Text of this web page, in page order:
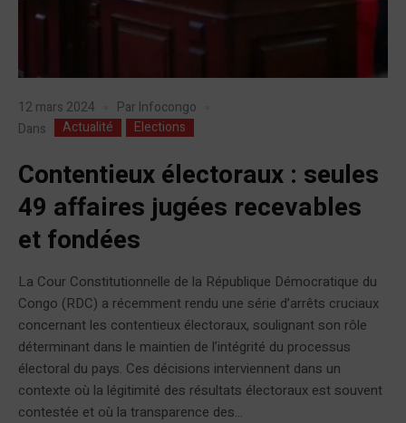
12 mars 2024 Par Infocongo
Dans
Actualité Elections
Contentieux électoraux : seules
49 affaires jugées recevables
et fondées
La Cour Constitutionnelle de la République Démocratique du
Congo (RDC) a récemment rendu une série d’arrêts cruciaux
concernant les contentieux électoraux, soulignant son rôle
déterminant dans le maintien de l’intégrité du processus
électoral du pays. Ces décisions interviennent dans un
contexte où la légitimité des résultats électoraux est souvent
contestée et où la transparence des...